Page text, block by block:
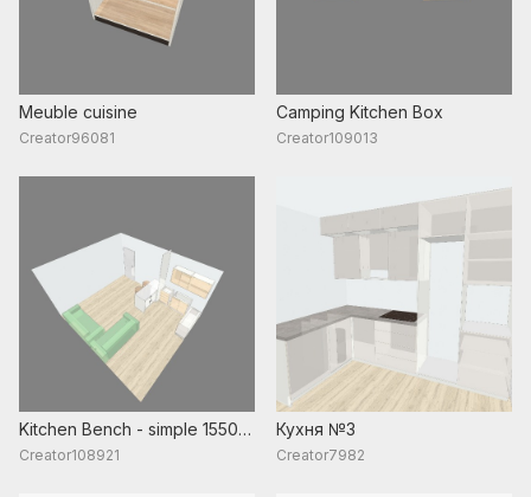
Meuble cuisine
Creator96081
Camping Kitchen Box
Creator109013
Kitchen Bench - simple 1550
long
Creator108921
Кухня №3
Creator7982